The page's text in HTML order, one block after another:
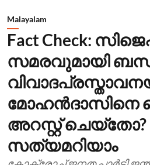
Malayalam
Fact Check:
സമരവുമായി
മോഹന്‍ദാസിനെ
അറസ്റ്റ് ചെയ്തോ?
സത്യമറിയാം